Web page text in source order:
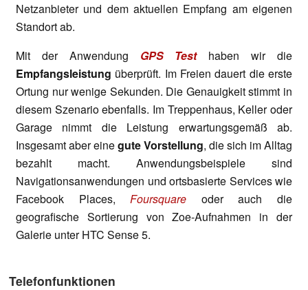
Netzanbieter und dem aktuellen Empfang am eigenen
Standort ab.
Mit der Anwendung GPS Testhaben wir die
Empfangsleistung überprüft. Im Freien dauert die erste
Ortung nur wenige Sekunden. Die Genauigkeit stimmt in
diesem Szenario ebenfalls. Im Treppenhaus, Keller oder
Garage nimmt die Leistung erwartungsgemäß ab.
Insgesamt aber einegute Vorstellung, die sich im Alltag
bezahlt macht. Anwendungsbeispiele sind
Navigationsanwendungen und ortsbasierte Services wie
Facebook Places,Foursquare
oder auch die
geografische Sortierung von Zoe-Aufnahmen in der
Galerie unter HTC Sense 5.
Telefonfunktionen